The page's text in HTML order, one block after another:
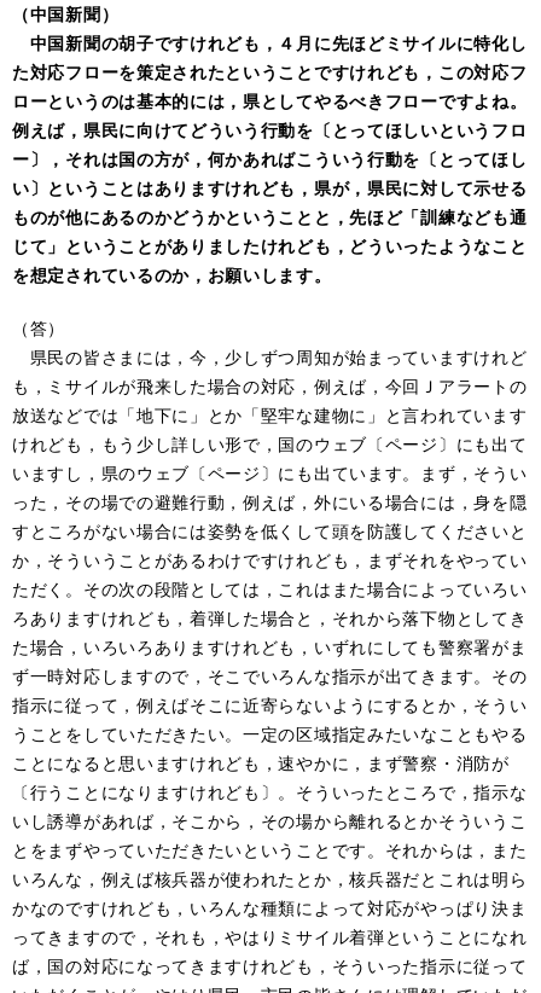
（中国新聞）
中国新聞の胡子ですけれども，４月に先ほどミサイルに特化し
た対応フローを策定されたということですけれども，この対応フ
ローというのは基本的には，県としてやるべきフローですよね。
例えば，県民に向けてどういう行動を〔とってほしいというフロ
ー〕，それは国の方が，何かあればこういう行動を〔とってほし
い〕ということはありますけれども，県が，県民に対して示せる
ものが他にあるのかどうかということと，先ほど「訓練なども通
じて」ということがありましたけれども，どういったようなこと
を想定されているのか，お願いします。
（答）
県民の皆さまには，今，少しずつ周知が始まっていますけれど
も，ミサイルが飛来した場合の対応，例えば，今回Ｊアラートの
放送などでは「地下に」とか「堅牢な建物に」と言われています
けれども，もう少し詳しい形で，国のウェブ〔ページ〕にも出て
いますし，県のウェブ〔ページ〕にも出ています。まず，そうい
った，その場での避難行動，例えば，外にいる場合には，身を隠
すところがない場合には姿勢を低くして頭を防護してくださいと
か，そういうことがあるわけですけれども，まずそれをやってい
ただく。その次の段階としては，これはまた場合によっていろい
ろありますけれども，着弾した場合と，それから落下物としてき
た場合，いろいろありますけれども，いずれにしても警察署がま
ず一時対応しますので，そこでいろんな指示が出てきます。その
指示に従って，例えばそこに近寄らないようにするとか，そうい
うことをしていただきたい。一定の区域指定みたいなこともやる
ことになると思いますけれども，速やかに，まず警察・消防が
〔行うことになりますけれども〕。そういったところで，指示な
いし誘導があれば，そこから，その場から離れるとかそういうこ
とをまずやっていただきたいということです。それからは，また
いろんな，例えば核兵器が使われたとか，核兵器だとこれは明ら
かなのですけれども，いろんな種類によって対応がやっぱり決ま
ってきますので，それも，やはりミサイル着弾ということになれ
ば，国の対応になってきますけれども，そういった指示に従って